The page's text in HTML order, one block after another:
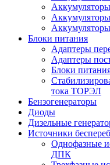
Блоки питания
Адаптеры
Адаптеры
Блоки
тока ТОРЭЛ
Бензогенераторы
Диоды
Дизельные
Источники
Однофазные
ДПК